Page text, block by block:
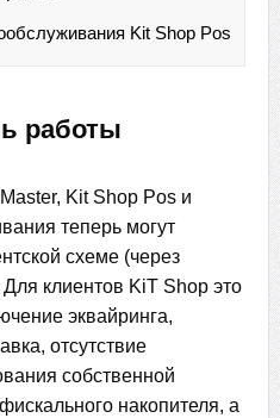
Kit Shop Pos
работы
Kit Shop Pos и
теперь могут
схеме (через
клиентов KiT Shop это
эквайринга,
отсутствие
собственной
накопителя, а